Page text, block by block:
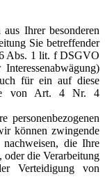
Ihrer besonderen
Sie betreffender
Abs. 1 lit. f DSGVO
für ein auf diese
von Art. 4 Nr. 4
können zwingende
die Ihre
oder die Verarbeitung
Verteidigung von